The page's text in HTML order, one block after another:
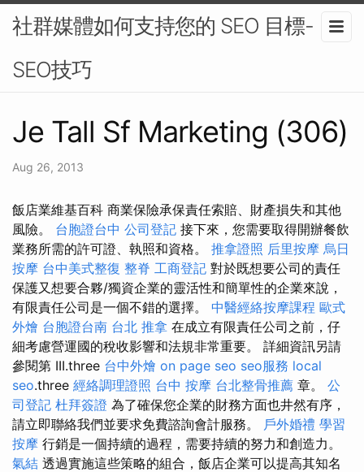
社群媒體如何支持您的 SEO 目標-
SEO技巧
Je Tall Sf Marketing (306)
Aug 26, 2013
飯店業維基百科 商業保險承保責任索賠、財產損失和其他
風險。 台胞證台中 公司登記 接下來，您需要取得開辦餐飲
業務所需的許可證、執照和資格。 推拿證照 后里按摩 烏日
按摩 台中美式整復 整脊 工商登記 對於既想要公司的責任
保護又想要合夥/獨資企業的靈活性和簡單性的企業來說，
有限責任公司是一個不錯的選擇。 中醫經絡按摩課程 歐式
外燴 台胞證台南 台北 推拿 在成立有限責任公司之前，仔
細考慮營運國的稅收影響和法規非常重要。 詳細資訊另請
參閱第 III.three 台中外燴 on page seo seo服務 local
seo.three 經絡調理證照 台中 按摩 台北整骨推薦 章。 公
司登記 杜拜簽證 為了確保您企業的財務方面也井然有序，
請立即聯絡我們並要求免費諮詢會計服務。 戶外婚禮 學習
按摩 行銷是一個持續的過程，需要持續的努力和創造力。
氣結 透過實施這些策略的組合，飯店企業可以提高其知名